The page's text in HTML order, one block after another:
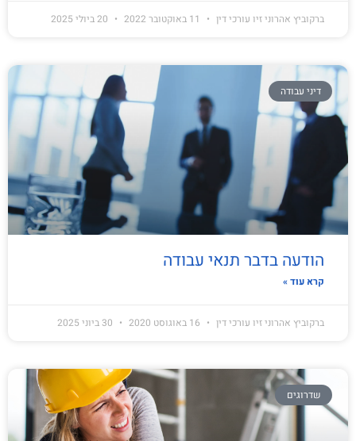
ברקוביץ אהרוני זיו עורכי דין
דיני עבודה
הודעה בדבר תנאי עבודה
קרא עוד »
ברקוביץ אהרוני זיו עורכי דין
שדרוגים